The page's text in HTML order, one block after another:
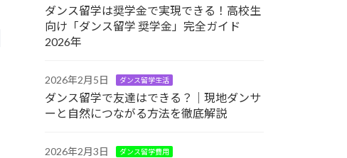
ダンス留学は奨学金で実現できる！高校生
向け「ダンス留学 奨学金」完全ガイド
2026年
2026年2月5日 ダンス留学生活
ダンス留学で友達はできる？｜現地ダンサ
ーと自然につながる方法を徹底解説
2026年2月3日 ダンス留学費用